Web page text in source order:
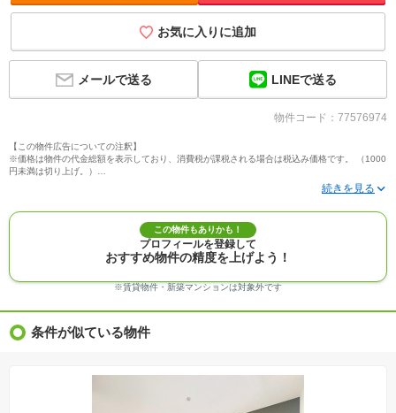
お気に入りに追加
メールで送る LINEで送る
物件コード：77576974
【この物件広告についての注釈】
※価格は物件の代金総額を表示しており、消費税が課税される場合は税込み価格です。 （1000
円未満は切り上げ。）
※写真に写っている、またはパース（絵）や間取り図に描かれている家具や車などは、特にコ
※建築条件付き土地価格には、建物価格は含まれません。
※物件情報は、原則として情報提供日の２日前に最終確認した情報です。
※完成予想図はいずれも外構、植栽、外観等実際のものとは多少異なることがあります。
※モデルルーム・モデルハウス・展示場・ショールームの画像の場合、今回販売の物件と異な
※ＣＧ合成の画像の場合、実際とは多少異なる場合があります。
※物件特徴：販売戸数が複数の物件は、全ての住戸に該当しない項目もあります。
※価格更新：物件価格が変更された日から１週間表示されます。
※土地（建築条件なし）で「建物プラン例」が表記してある時、そのプラン例は特定の建築請
この物件もありかも！
プロフィールを登録して
おすすめ物件の精度を上げよう！
※賃貸物件・新築マンションは対象外です
条件が似ている物件